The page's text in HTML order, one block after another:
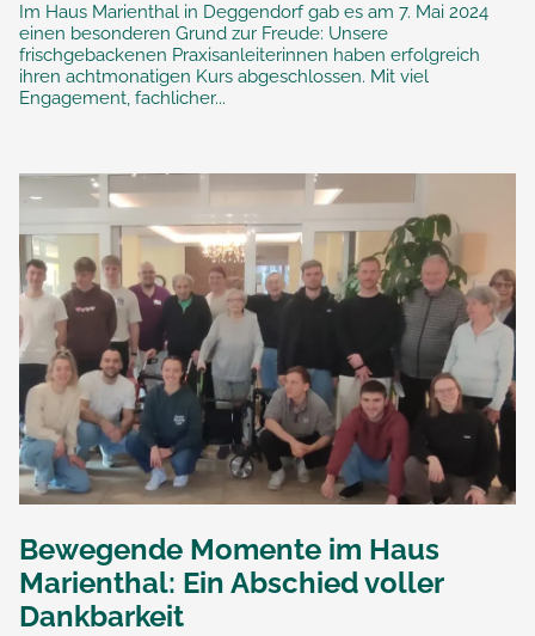
Im Haus Marienthal in Deggendorf gab es am 7. Mai 2024
einen besonderen Grund zur Freude: Unsere
frischgebackenen Praxisanleiterinnen haben erfolgreich
ihren achtmonatigen Kurs abgeschlossen. Mit viel
Engagement, fachlicher...
Bewegende Momente im Haus
Marienthal: Ein Abschied voller
Dankbarkeit